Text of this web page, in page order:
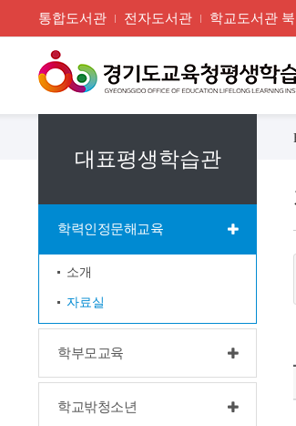
통합도서관 전자도서관 학교도서관
대표평생학습관
학력인정문해교육
소개
자료실
학부모교육
학교밖청소년